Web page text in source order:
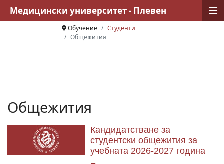
Обучение
Студенти
Общежития
Общежития
Кандидатстване за
студентски общежития за
учебната 2026-2027 година
Медицински университет - Плевен ≡